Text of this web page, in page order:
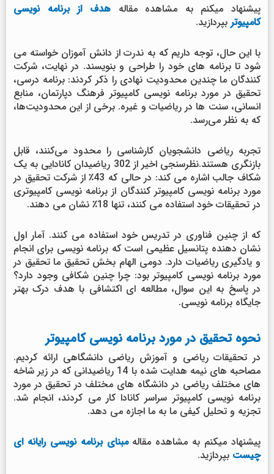
پیشنهاد میکنم به مشاهده مقالههدف از برنامه نویسی
کامپیوتر بپردازید.
با این حال، توجه داریم که به ندرت از دانش آموزان خواسته می
شود تا برنامه های خود را طراحی و بنویسند. در نهایت، شرکت
کنندگان ما چندین محدودیت نهادی را ذکر کردند: برنامه درسی،
تحقیق در مورد برنامه نویسی کامپیوتر فرهنگ دپارتمان، منابع
انسانی، سنت ها در ریاضیات و غیره. برخی از این محدودیت‌ها،
که به نظر می‌رسد.
تجربه ریاضی دانشجویان کارشناسی را محدود می‌کنند، قابل
بازنگری هستند.نظرسنجی اخیر از 302 ریاضیدان کانادایی به یک
شکاف جالب اشاره می کند: در حالی که 43٪ از شرکت تحقیق در
مورد برنامه نویسی کامپیوتر کنندگان از برنامه نویسی کامپیوتری
در تحقیقات خود استفاده می کنند، تنها 18٪ نشان می دهند.
که از چنین فناوری در تدریس خود استفاده می کنند. آمار اول
نشان دهنده پتانسیل عظیمی است که برنامه نویسی برای انجام
و یادگیری ریاضیات دارد. دومی الهام بخش تحقیق ما تحقیق در
مورد برنامه نویسی کامپیوتر بود: چرا چنین شکافی وجود دارد؟
در پاسخ به این سوال، مطالعه ای اکتشافی با هدف درک بهتر
جایگاه برنامه نویسی.
نحوه تحقیق در مورد برنامه نویسی کامپیوتر
در تحقیقات ریاضی و آموزش ریاضی دانشگاهی ارائه کردیم.
مصاحبه های نیمه هدایت شده با 14 ریاضیدانی که در زیر شاخه
های مختلف ریاضی در دانشگاه های مختلف در تحقیق در مورد
برنامه نویسی کامپیوتر سراسر کانادا کار می کردند، انجام شد.
تجزیه و تحلیل کیفی ما به ما اجازه می دهد.
پیشنهاد میکنم به مشاهده مقالهمبنای برنامه نویسی رایانه ای
چیست بپردازید.